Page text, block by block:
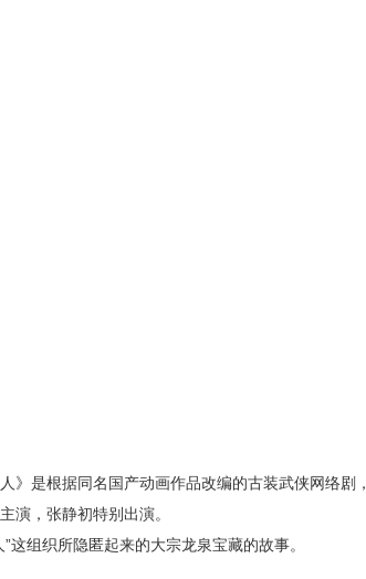
》是根据同名国产动画作品改编的古装武侠网络剧，
演，张静初特别出演。
组织所隐匿起来的大宗龙泉宝藏的故事。